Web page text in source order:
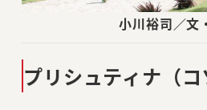
小川裕司／文
プリシュティナ（コ